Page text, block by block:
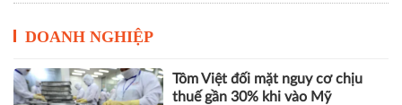
DOANH NGHIỆP
Tôm Việt đối mặt nguy cơ chịu
thuế gần 30% khi vào Mỹ